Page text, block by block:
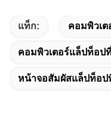
แท็ก: คอมพิวเ
คอมพิวเตอร์แล็ปท็อป
หน้าจอสัมผัสแล็ปท็อป